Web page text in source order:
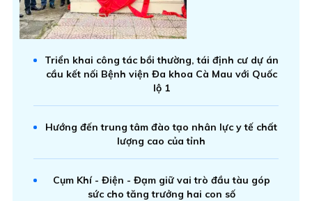
Triển khai công tác bồi thường, tái định cư dự án
cầu kết nối Bệnh viện Đa khoa Cà Mau với Quốc
lộ 1
Hướng đến trung tâm đào tạo nhân lực y tế chất
lượng cao của tỉnh
Cụm Khí - Điện - Đạm giữ vai trò đầu tàu góp
sức cho tăng trưởng hai con số